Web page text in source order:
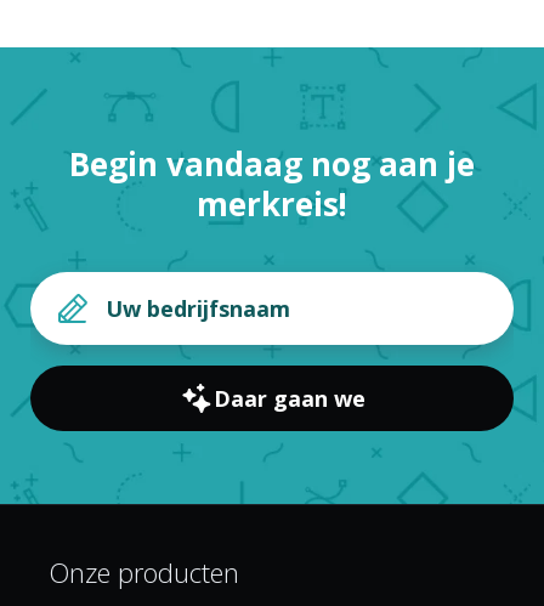
Begin vandaag nog aan je
merkreis!
Daar gaan we
Onze producten